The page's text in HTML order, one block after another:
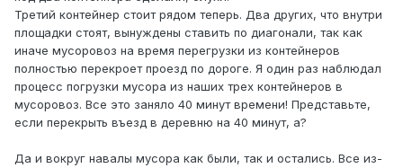
Третий контейнер стоит рядом теперь. Два других, что внутри
площадки стоят, вынуждены ставить по диагонали, так как
иначе мусоровоз на время перегрузки из контейнеров
полностью перекроет проезд по дороге. Я один раз наблюдал
процесс погрузки мусора из наших трех контейнеров в
мусоровоз. Все это заняло 40 минут времени! Представьте,
если перекрыть въезд в деревню на 40 минут, а?
Да и вокруг навалы мусора как были, так и остались. Все из-